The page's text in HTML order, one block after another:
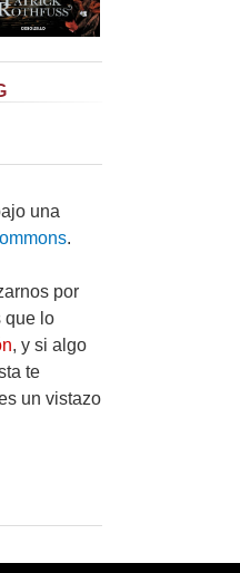
una
.
por
que lo
, y si algo
te
un vistazo